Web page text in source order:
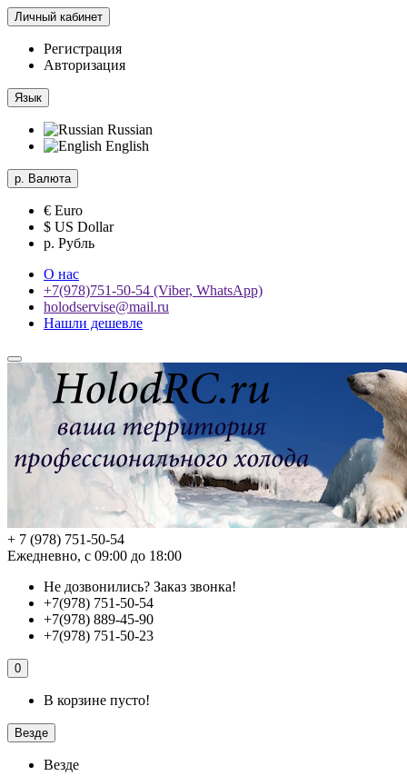
Личный кабинет
Регистрация
Авторизация
Язык
Russian
English
р. Валюта
€ Euro
$ US Dollar
р. Рубль
О нас
+7(978)751-50-54 (Viber, WhatsApp)
holodservise@mail.ru
Нашли дешевле
+ 7 (978) 751-50-54
Ежедневно, с 09:00 до 18:00
Не дозвонились? Заказ звонка!
+7(978) 751-50-54
+7(978) 889-45-90
+7(978) 751-50-23
0
В корзине пусто!
Везде
Везде